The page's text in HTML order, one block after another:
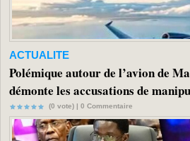
ACTUALITE
Polémique autour de l’avion de
démonte les accusations de
(0 vote) | 0 Commentaire